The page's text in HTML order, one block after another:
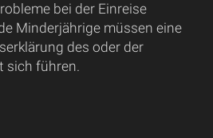
bei der Einreise
Minderjährige müssen eine
des oder der
sich führen.